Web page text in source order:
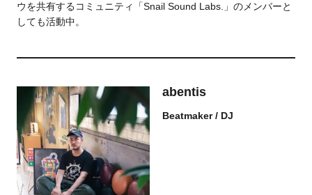
ウを共有するコミュニティ「Snail Sound Labs.」のメンバーと
しても活動中。
abentis
Beatmaker / DJ